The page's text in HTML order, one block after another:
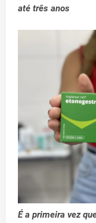
até três anos
É a primeira vez